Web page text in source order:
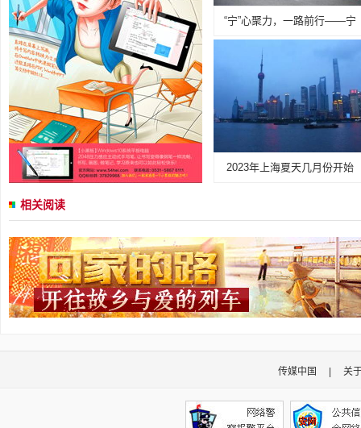
“宁”心聚力，一路前行——宁
2023年上海夏天几月份开始
相关阅读
传媒中国 关